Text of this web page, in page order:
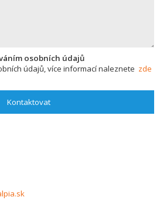
osobních údajů
údajů, více informací naleznete zde
Kontaktovat